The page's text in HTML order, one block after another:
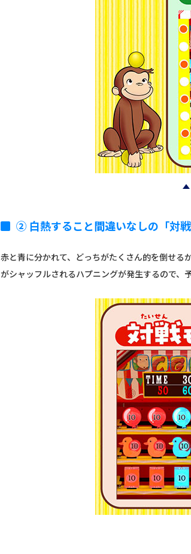
② 白熱すること間違いなしの「対戦
赤と青に分かれて、どっちがたくさん的を倒せる
がシャッフルされるハプニングが発生するので、